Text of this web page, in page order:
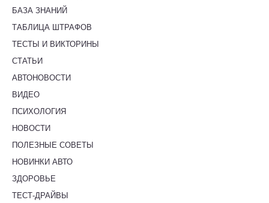
БАЗА ЗНАНИЙ
ТАБЛИЦА ШТРАФОВ
ТЕСТЫ И ВИКТОРИНЫ
СТАТЬИ
АВТОНОВОСТИ
ВИДЕО
ПСИХОЛОГИЯ
НОВОСТИ
ПОЛЕЗНЫЕ СОВЕТЫ
НОВИНКИ АВТО
ЗДОРОВЬЕ
ТЕСТ-ДРАЙВЫ